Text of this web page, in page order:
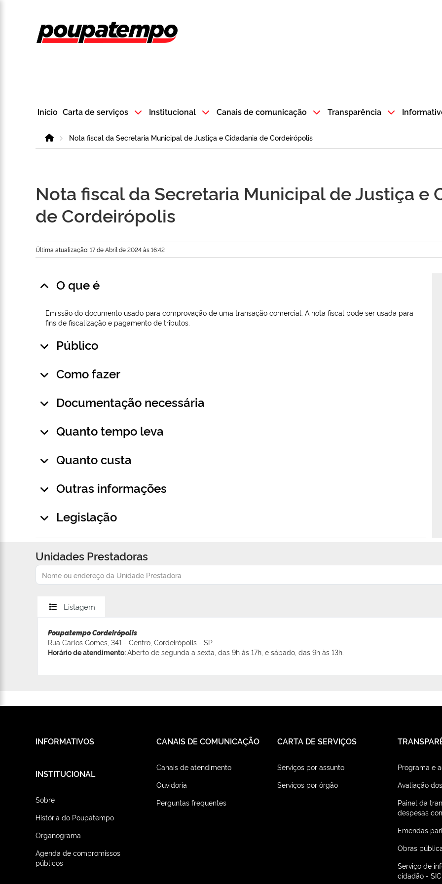
Logo do Poupatempo SP GOV BR direciona para a página inicial
Início Carta de serviços Institucional Canais de comunicação Transparência
HomeNota fiscal da Secretaria Municipal de Justiça e Cidadania de Cordeirópolis
Nota fiscal da Secretaria Municipal de Justiça e
de Cordeirópolis
Última atualização: 17 de Abril de 2024 às 16:42
O que é
Emissão do documento usado para comprovação de uma transação comercial. A nota fiscal pode ser usada para
fins de fiscalização e pagamento de tributos.
Público
Como fazer
Documentação necessária
Quanto tempo leva
Quanto custa
Outras informações
Legislação
Unidades Prestadoras
Listagem
Poupatempo Cordeirópolis
Rua Carlos Gomes, 341 - Centro, Cordeirópolis - SP
Horário de atendimento:Aberto de segunda a sexta, das 9h às 17h, e sábado, das 9h às 13h.
INFORMATIVOS CANAIS DE COMUNICAÇÃO
Canais de atendimento
Ouvidoria
Perguntas frequentes
CARTA DE SERVIÇOS
Serviços por assunto
Serviços por órgão
Programa e
Avaliação
Painel da
despesas
Emendas
Obras
Serviço de
cidadão - SIC
INSTITUCIONAL
Sobre
História do Poupatempo
Organograma
Agenda de compromissos
públicos